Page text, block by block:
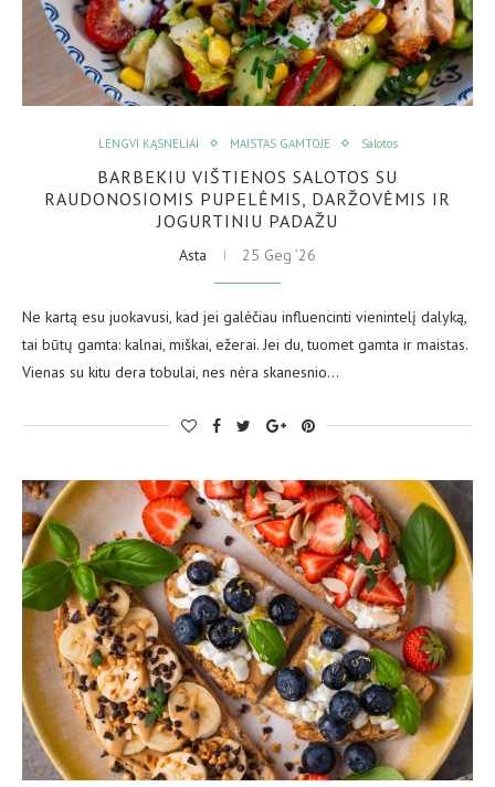
LENGVI KĄSNELIAI MAISTAS GAMTOJE Salotos
BARBEKIU VIŠTIENOS SALOTOS SU
RAUDONOSIOMIS PUPELĖMIS, DARŽOVĖMIS IR
JOGURTINIU PADAŽU
Asta 25 Geg ’26
Ne kartą esu juokavusi, kad jei galėčiau influencinti vienintelį dalyką,
tai būtų gamta: kalnai, miškai, ežerai. Jei du, tuomet gamta ir maistas.
Vienas su kitu dera tobulai, nes nėra skanesnio…